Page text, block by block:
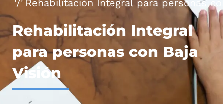
Rehabilitación Integral para personas
Rehabilitación Integral
para personas con Baja
Visión